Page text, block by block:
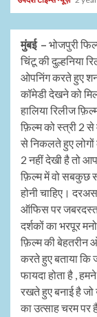
मुंबई – भोजपुरी
चिंटू की दुल्हनिया
ओपनिंग करते हुए
कॉमेडी देखने को
हालिया रिलीज
फ़िल्म को स्त्री 2
से निकलते हुए लोगों
2 नहीं देखी है तो
फ़िल्म में वो सबकुछ
होनी चाहिए।
ऑफिस पर जबरदस्त
दर्शकों का भरपूर
फ़िल्म की बेहतरीन
करते हुए बताया कि
फायदा होता है ,
रखते हुए बनाई है जो
का उत्साह चरम पर